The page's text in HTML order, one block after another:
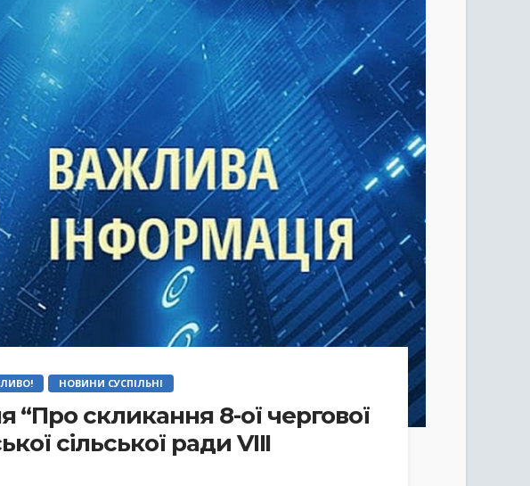
НОВИНИ СУСПІЛЬНІ
скликання 8-ої чергової
сільської ради VIІI